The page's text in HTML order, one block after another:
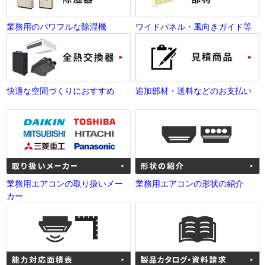
業務用のパワフルな除湿機 ワイドパネル・風向きガイド等
快適な空間づくりにおすすめ 追加部材・送料などのお支払い
業務用エアコンの取り扱いメー
カー
業務用エアコンの形状の紹介